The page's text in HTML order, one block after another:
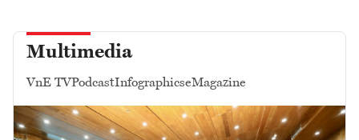
Multimedia
VnE TVPodcastInfographicseMagazine